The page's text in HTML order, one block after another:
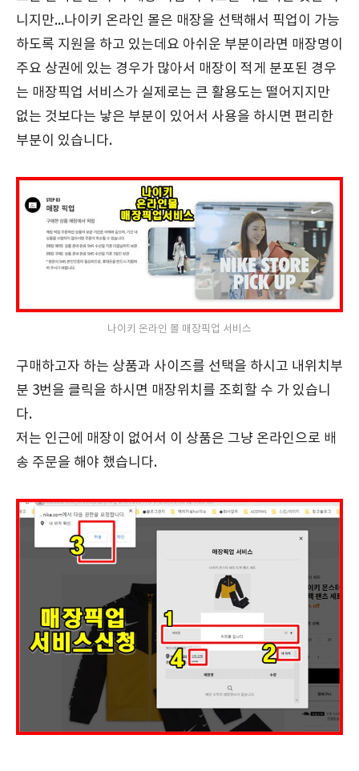
니지만...나이키 온라인 몰은 매장을 선택해서 픽업이 가능
하도록 지원을 하고 있는데요 아쉬운 부분이라면 매장명이
주요 상권에 있는 경우가 많아서 매장이 적게 분포된 경우
는 매장픽업 서비스가 실제로는 큰 활용도는 떨어지지만
없는 것보다는 낳은 부분이 있어서 사용을 하시면 편리한
부분이 있습니다.
나이키 온라인 몰 매장픽업 서비스
구매하고자 하는 상품과 사이즈를 선택을 하시고 내위치부
분 3번을 클릭을 하시면 매장위치를 조회할 수 가 있습니
다.
저는 인근에 매장이 없어서 이 상품은 그냥 온라인으로 배
송 주문을 해야 했습니다.